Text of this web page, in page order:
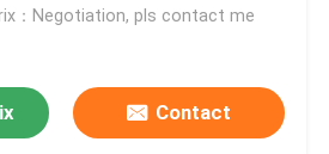
：Negotiation, pls contact me
Contact